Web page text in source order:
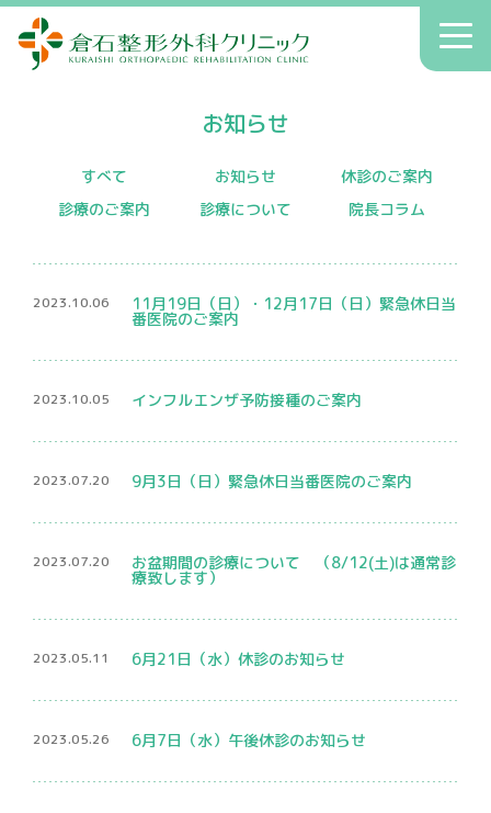
倉石整形外科クリニック
症状別療法
アクセス
送迎
お知らせ
骨密度検査
お知らせ
すべて お知らせ
休診のご案内
診療のご案内
診療について 院長コラム
2023.10.06 11月19日（日）・12月17日（日）緊急休日当
番医院のご案内
2023.10.05 インフルエンザ予防接種のご案内
2023.07.20 9月3日（日）緊急休日当番医院のご案内
2023.07.20 お盆期間の診療について （8/12(土)は通常診
療致します）
2023.05.11 6月21日（水）休診のお知らせ
2023.05.26 6月7日（水）午後休診のお知らせ